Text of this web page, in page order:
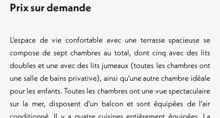
Prix sur demande
L'espace de vie confortable avec une terrasse spacieuse se
compose de sept chambres au total, dont cinq avec des lits
doubles et une avec des lits jumeaux (toutes les chambres ont
une salle de bains privative), ainsi qu'une autre chambre idéale
pour les enfants. Toutes les chambres ont une vue spectaculaire
sur la mer, disposent d'un balcon et sont équipées de l'air
conditionné. Il y a quatre cuisines entièrement équipées. La